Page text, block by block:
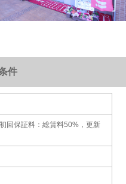
件
回保証料：総賃料50%，更新